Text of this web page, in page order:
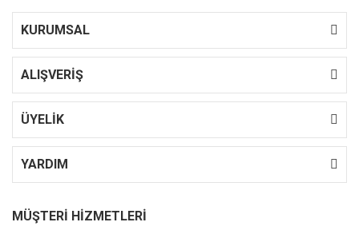
KURUMSAL
ALIŞVERİŞ
ÜYELİK
YARDIM
MÜŞTERİ HİZMETLERİ